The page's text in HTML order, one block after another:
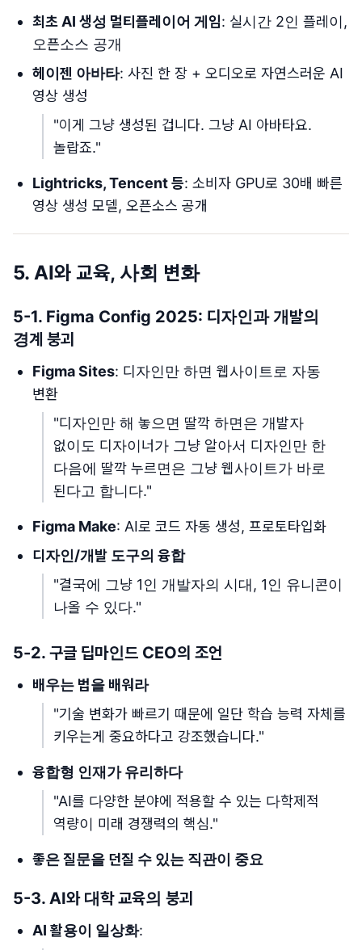
최초 AI 생성 멀티플레이어 게임: 실시간 2인 플레이,
오픈소스 공개
헤이젠 아바타: 사진 한 장 + 오디오로 자연스러운 AI
영상 생성
"이게 그냥 생성된 겁니다. 그냥 AI 아바타요.
놀랍죠."
Lightricks, Tencent 등: 소비자 GPU로 30배 빠른
영상 생성 모델, 오픈소스 공개
5. AI와 교육, 사회 변화
5-1. Figma Config 2025: 디자인과 개발의
경계 붕괴
Figma Sites: 디자인만 하면 웹사이트로 자동
변환
"디자인만 해 놓으면 딸깍 하면은 개발자
없이도 디자이너가 그냥 알아서 디자인만 한
다음에 딸깍 누르면은 그냥 웹사이트가 바로
된다고 합니다."
Figma Make: AI로 코드 자동 생성, 프로토타입화
디자인/개발 도구의 융합
"결국에 그냥 1인 개발자의 시대, 1인 유니콘이
나올 수 있다."
5-2. 구글 딥마인드 CEO의 조언
배우는 법을 배워라
"기술 변화가 빠르기 때문에 일단 학습 능력 자체를
키우는게 중요하다고 강조했습니다."
융합형 인재가 유리하다
"AI를 다양한 분야에 적용할 수 있는 다학제적
역량이 미래 경쟁력의 핵심."
좋은 질문을 던질 수 있는 직관이 중요
5-3. AI와 대학 교육의 붕괴
AI 활용이 일상화: